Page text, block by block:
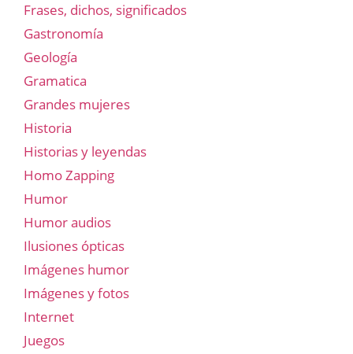
Frases, dichos, significados
Gastronomía
Geología
Gramatica
Grandes mujeres
Historia
Historias y leyendas
Homo Zapping
Humor
Humor audios
Ilusiones ópticas
Imágenes humor
Imágenes y fotos
Internet
Juegos